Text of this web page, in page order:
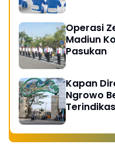
Operasi
Madiun
Pasukan
Kapan
Ngrowo